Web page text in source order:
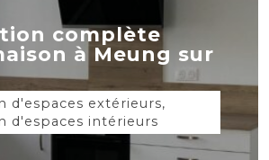
complète
à Meung sur
d'espaces extérieurs,
d'espaces intérieurs